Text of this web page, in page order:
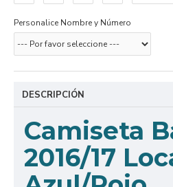
Personalice Nombre y Número
DESCRIPCIÓN
Camiseta
2016/17